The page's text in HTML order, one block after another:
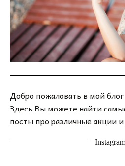
Добро пожаловать в мой блог.
Здесь Вы можете найти
посты про различные акции
Instagram